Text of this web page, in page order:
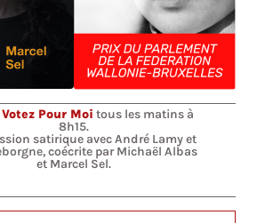
Votez Pour Moi tous les matins à
8h15.
satirique avec André Lamy et
coécrite par Michaël Albas
et Marcel Sel.